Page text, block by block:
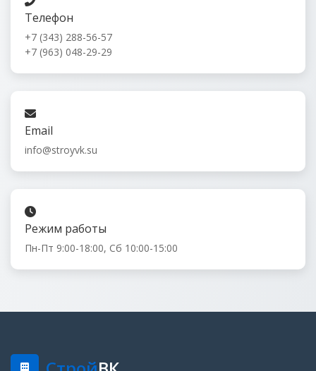
Телефон
+7 (343) 288-56-57
+7 (963) 048-29-29
Email
info@stroyvk.su
Режим работы
Пн-Пт 9:00-18:00, Сб 10:00-15:00